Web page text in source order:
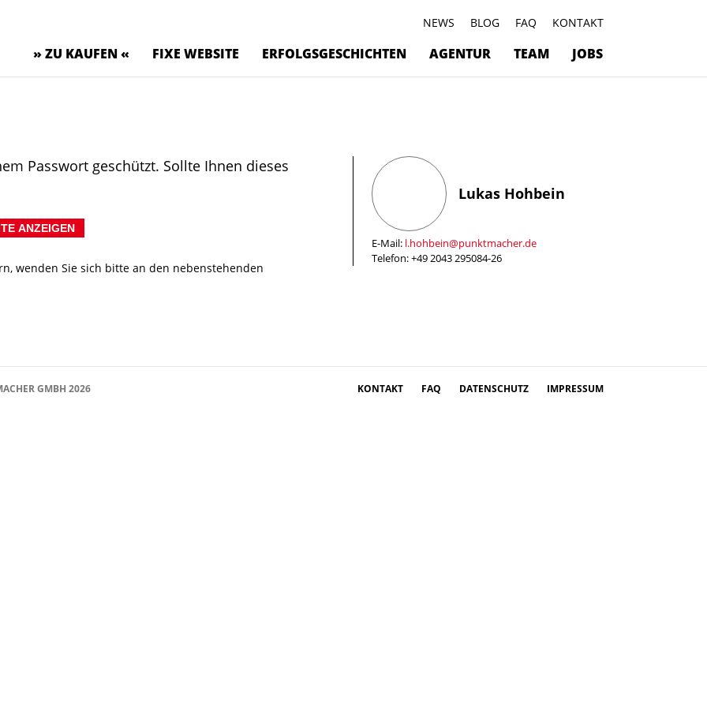
KONTAKT
FAQ
BLOG
NEWS
» ZU KAUFEN « FIXE WEBSITE ERFOLGSGESCHICHTEN AGENTUR TEAM JOBS
Passwort geschützt. Sollte Ihnen dieses
wenden Sie sich bitte an den nebenstehenden
Lukas Hohbein
E-Mail: l.hohbein@punktmacher.de
Telefon: +49 2043 295084-26
GMBH 2026 KONTAKT FAQ DATENSCHUTZ IMPRESSUM